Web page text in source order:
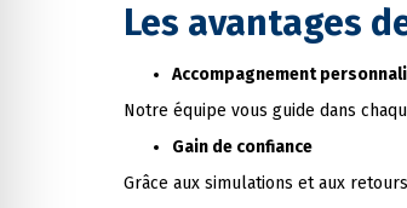
Les avantages
Accompagnement
Notre équipe vous guide dans
Gain de confiance
Grâce aux simulations et aux